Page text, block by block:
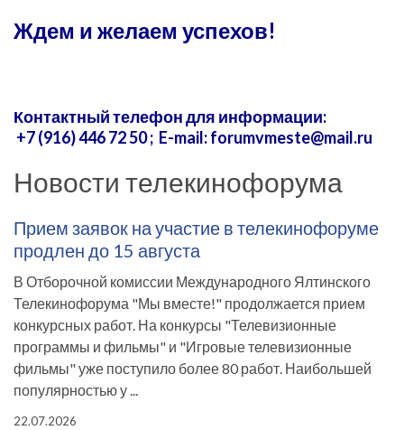
Ждем и желаем успехов!
Контактный телефон для информации:
+7 (916) 446 72 50 ; E-mail: forumvmeste@mail.ru
Новости телекинофорума
Прием заявок на участие в телекинофоруме
продлен до 15 августа
В Отборочной комиссии Международного Ялтинского
Телекинофорума "Мы вместе!" продолжается прием
конкурсных работ. На конкурсы "Телевизионные
программы и фильмы" и "Игровые телевизионные
фильмы" уже поступило более 80 работ. Наибольшей
популярностью у ...
22.07.2026